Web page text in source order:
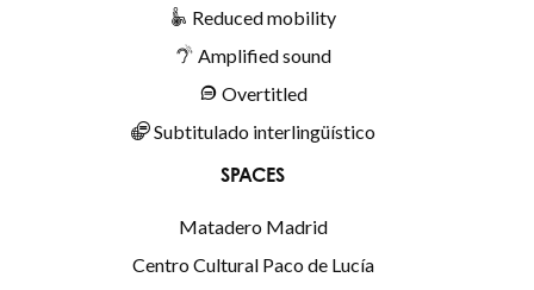
Reduced mobility
Amplified sound
Overtitled
Subtitulado interlingüístico
SPACES
Matadero Madrid
Centro Cultural Paco de Lucía